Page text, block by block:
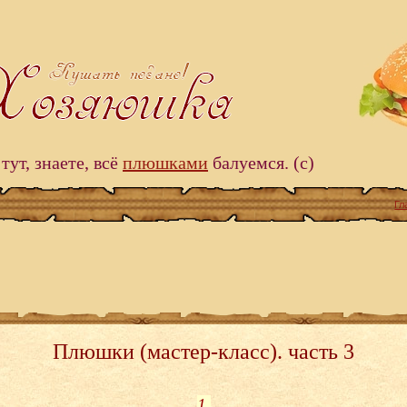
знаете, всё плюшками балуемся. (c)
Плюшки (мастер-класс). часть 3